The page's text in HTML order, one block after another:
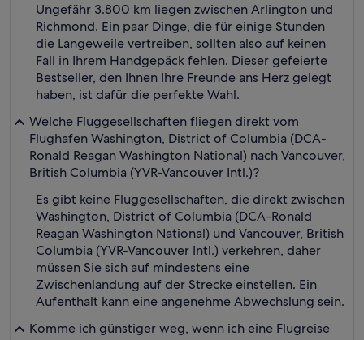
Ungefähr 3.800 km liegen zwischen Arlington und
Richmond. Ein paar Dinge, die für einige Stunden
die Langeweile vertreiben, sollten also auf keinen
Fall in Ihrem Handgepäck fehlen. Dieser gefeierte
Bestseller, den Ihnen Ihre Freunde ans Herz gelegt
haben, ist dafür die perfekte Wahl.
Welche Fluggesellschaften fliegen direkt vom
Flughafen Washington, District of Columbia (DCA-
Ronald Reagan Washington National) nach Vancouver,
British Columbia (YVR-Vancouver Intl.)?
Es gibt keine Fluggesellschaften, die direkt zwischen
Washington, District of Columbia (DCA-Ronald
Reagan Washington National) und Vancouver, British
Columbia (YVR-Vancouver Intl.) verkehren, daher
müssen Sie sich auf mindestens eine
Zwischenlandung auf der Strecke einstellen. Ein
Aufenthalt kann eine angenehme Abwechslung sein.
Komme ich günstiger weg, wenn ich eine Flugreise